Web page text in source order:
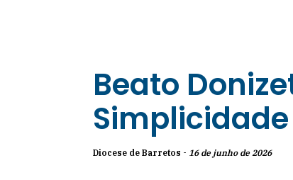
Beato
Simplicidade
Diocese de Barretos - 16 de junho de 2026